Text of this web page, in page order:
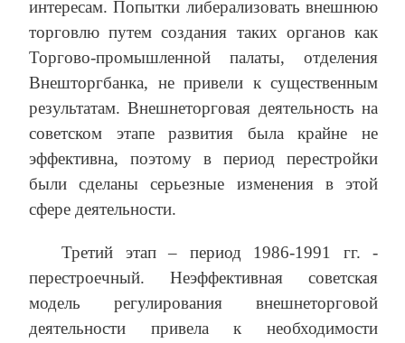
интересам. Попытки либерализовать внешнюю
торговлю путем создания таких органов как
Торгово-промышленной палаты, отделения
Внешторгбанка, не привели к существенным
результатам. Внешнеторговая деятельность на
советском этапе развития была крайне не
эффективна, поэтому в период перестройки
были сделаны серьезные изменения в этой
сфере деятельности.
Третий этап – период 1986-1991 гг. -
перестроечный. Неэффективная советская
модель регулирования внешнеторговой
деятельности привела к необходимости